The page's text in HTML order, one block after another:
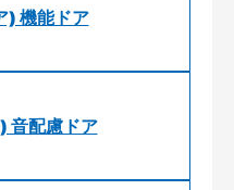
機能ドア
音配慮ドア